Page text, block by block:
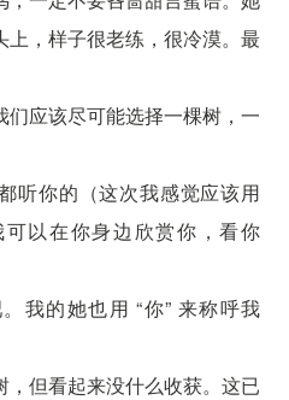
，样子很老练，很冷漠。最
该尽可能选择一棵树，一
你的（这次我感觉应该用
以在你身边欣赏你，看你
我的她也用 “你” 来称呼我
但看起来没什么收获。这已